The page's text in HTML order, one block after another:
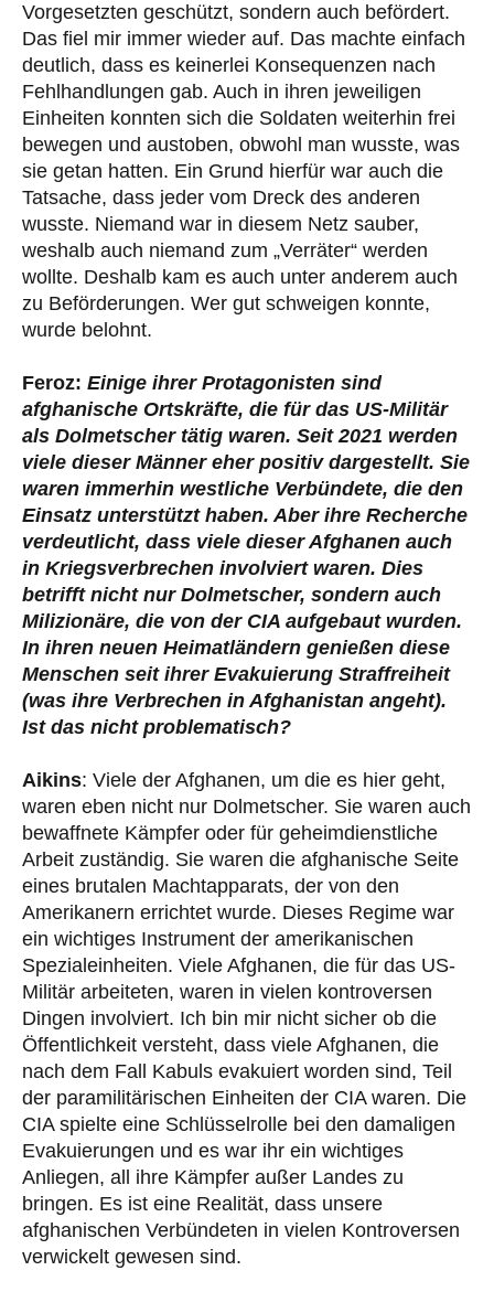
Vorgesetzten geschützt, sondern auch befördert.
Das fiel mir immer wieder auf. Das machte einfach
deutlich, dass es keinerlei Konsequenzen nach
Fehlhandlungen gab. Auch in ihren jeweiligen
Einheiten konnten sich die Soldaten weiterhin frei
bewegen und austoben, obwohl man wusste, was
sie getan hatten. Ein Grund hierfür war auch die
Tatsache, dass jeder vom Dreck des anderen
wusste. Niemand war in diesem Netz sauber,
weshalb auch niemand zum „Verräter“ werden
wollte. Deshalb kam es auch unter anderem auch
zu Beförderungen. Wer gut schweigen konnte,
wurde belohnt.
Feroz: Einige ihrer Protagonisten sind
afghanische Ortskräfte, die für das US-Militär
als Dolmetscher tätig waren. Seit 2021 werden
viele dieser Männer eher positiv dargestellt. Sie
waren immerhin westliche Verbündete, die den
Einsatz unterstützt haben. Aber ihre Recherche
verdeutlicht, dass viele dieser Afghanen auch
in Kriegsverbrechen involviert waren. Dies
betrifft nicht nur Dolmetscher, sondern auch
Milizionäre, die von der CIA aufgebaut wurden.
In ihren neuen Heimatländern genießen diese
Menschen seit ihrer Evakuierung Straffreiheit
(was ihre Verbrechen in Afghanistan angeht).
Ist das nicht problematisch?
Aikins: Viele der Afghanen, um die es hier geht,
waren eben nicht nur Dolmetscher. Sie waren auch
bewaffnete Kämpfer oder für geheimdienstliche
Arbeit zuständig. Sie waren die afghanische Seite
eines brutalen Machtapparats, der von den
Amerikanern errichtet wurde. Dieses Regime war
ein wichtiges Instrument der amerikanischen
Spezialeinheiten. Viele Afghanen, die für das US-
Militär arbeiteten, waren in vielen kontroversen
Dingen involviert. Ich bin mir nicht sicher ob die
Öffentlichkeit versteht, dass viele Afghanen, die
nach dem Fall Kabuls evakuiert worden sind, Teil
der paramilitärischen Einheiten der CIA waren. Die
CIA spielte eine Schlüsselrolle bei den damaligen
Evakuierungen und es war ihr ein wichtiges
Anliegen, all ihre Kämpfer außer Landes zu
bringen. Es ist eine Realität, dass unsere
afghanischen Verbündeten in vielen Kontroversen
verwickelt gewesen sind.